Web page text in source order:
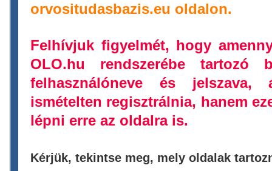
orvositudasbazis.eu oldalon.
Felhívjuk figyelmét, hogy
OLO.hu rendszerébe tartozó
felhasználóneve és jelszava,
ismételten regisztrálnia, hanem
lépni erre az oldalra is.
Kérjük, tekintse meg, mely oldalak